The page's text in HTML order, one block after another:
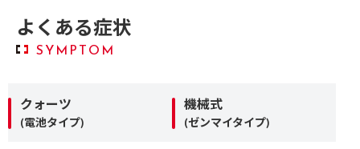
よくある症状
SYMPTOM
クォーツ
(電池タイプ)
機械式
(ゼンマイタイプ)